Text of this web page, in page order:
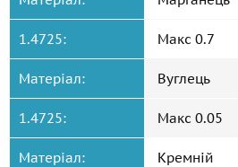
1.4725: Макс 0.7
Матеріал: Вуглець
1.4725: Макс 0.05
Матеріал: Кремній